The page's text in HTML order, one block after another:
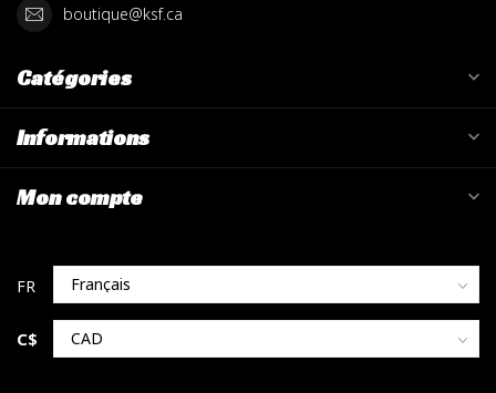
boutique@ksf.ca
Catégories
Informations
Mon compte
C$